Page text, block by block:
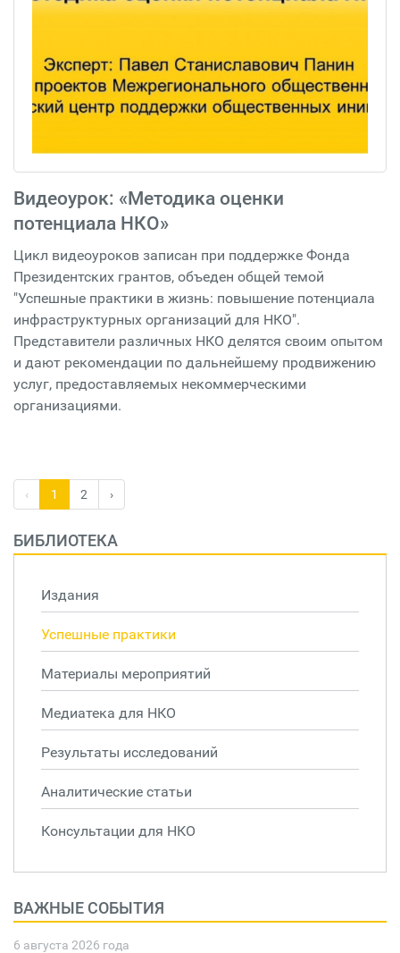
Видеоурок: «Методика оценки
потенциала НКО»
Цикл видеоуроков записан при поддержке Фонда
Президентских грантов, объеден общей темой
"Успешные практики в жизнь: повышение потенциала
инфраструктурных организаций для НКО".
Представители различных НКО делятся своим опытом
и дают рекомендации по дальнейшему продвижению
услуг, предоставляемых некоммерческими
организациями.
‹ 1 2 ›
БИБЛИОТЕКА
Издания
Успешные практики
Материалы мероприятий
Медиатека для НКО
Результаты исследований
Аналитические статьи
Консультации для НКО
ВАЖНЫЕ СОБЫТИЯ
6 августа 2026 года